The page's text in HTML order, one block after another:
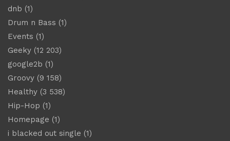
dnb (1)
Drum n Bass (1)
Events (1)
Geeky (12 203)
google2b (1)
Groovy (9 158)
Healthy (3 538)
Hip-Hop (1)
Homepage (1)
i blacked out single (1)